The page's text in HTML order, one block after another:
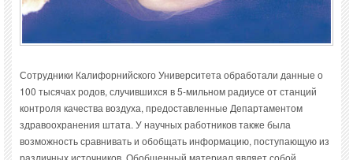
Сотрудники Калифорнийского Университета обработали данные о
100 тысячах родов, случившихся в 5-мильном радиусе от станций
контроля качества воздуха, предоставленные Департаментом
здравоохранения штата. У научных работников также была
возможность сравнивать и обобщать информацию, поступающую из
различных источников. Обобщенный материал являет собой